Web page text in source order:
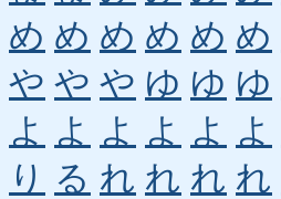
め め め め め め
や や や ゆ ゆ ゆ
よ よ よ よ よ よ
り る れ れ れ れ